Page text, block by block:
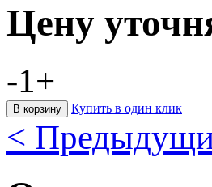
Цену
-1+
Купить в один клик
<